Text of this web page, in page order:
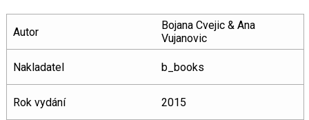
Autor
Bojana Cvejic & Ana
Vujanovic
Nakladatel b_books
Rok vydání 2015